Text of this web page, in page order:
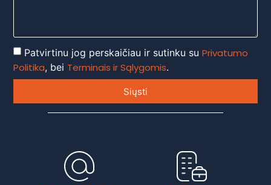
Patvirtinu jog perskaičiau ir sutinku suPrivatumo
Politika, bei Terminais ir Sąlygomis.
Siųsti